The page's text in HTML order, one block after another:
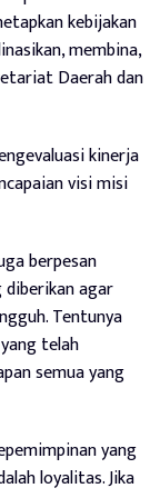
kebijakan
membina,
Daerah dan
kinerja
visi misi
berpesan
diberikan agar
Tentunya
telah
semua yang
yang
loyalitas. Jika